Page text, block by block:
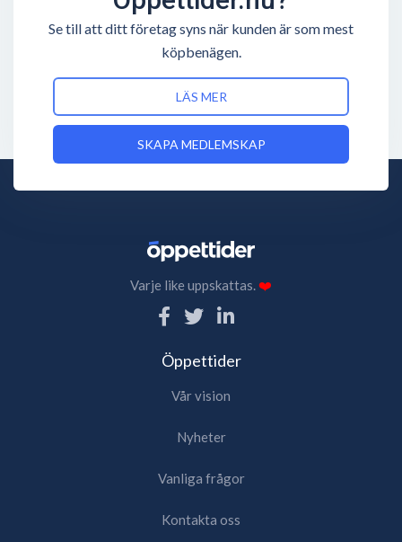
Se till att ditt företag syns när kunden är som mest
köpbenägen.
LÄS MER
SKAPA MEDLEMSKAP
Varje like uppskattas.❤️
Öppettider
Vår vision
Nyheter
Vanliga frågor
Kontakta oss